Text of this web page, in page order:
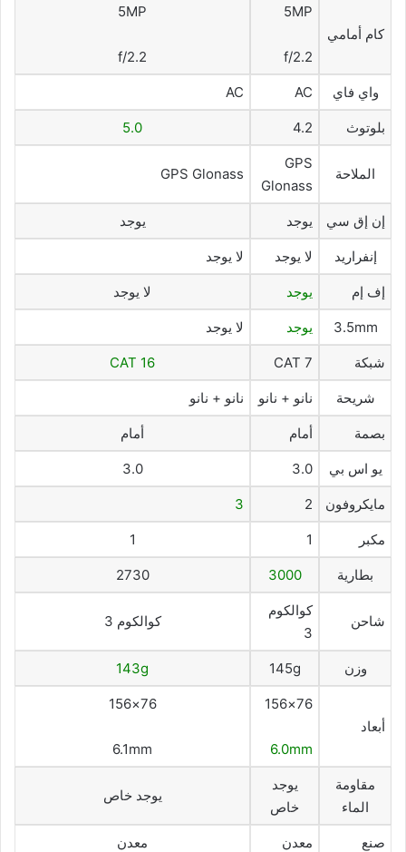
كام أمامي
5MP
f/2.2
5MP
f/2.2
واي فاي AC
AC
بلوتوث 4.2
5.0
الملاحة
GPS
Glonass
GPS Glonass
إن إق سي يوجد يوجد
إنفراريد لا يوجد لا يوجد
إف إم يوجد لا يوجد
3.5mm يوجد لا يوجد
شبكة CAT 7
CAT 16
شريحة نانو + نانو نانو + نانو
بصمة أمام أمام
يو اس بي 3.0
3.0
مايكروفون 2
3
مكبر 1
1
بطارية 3000
2730
شاحن
كوالكوم
3
كوالكوم 3
وزن 145g
143g
أبعاد
76×156
6.0mm
76×156
6.1mm
مقاومة
الماء
يوجد
خاص
يوجد خاص
صنع معدن معدن